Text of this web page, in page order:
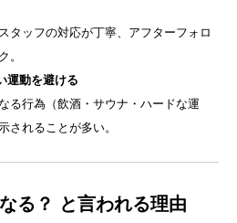
タッフの対応が丁寧、アフターフォロ
。
運動を避ける
る行為（飲酒・サウナ・ハードな運
されることが多い。
る？ と言われる理由